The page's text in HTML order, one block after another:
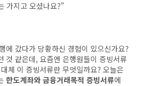
가지고 오셨나요?”
에 갔다가 당황하신 경험이 있으신가요?
것 같은데, 요즘엔 은행원들이 증빙서류
체 이 증빙서류란 무엇일까요? 오늘은
한도계좌와 금융거래목적 증빙서류에